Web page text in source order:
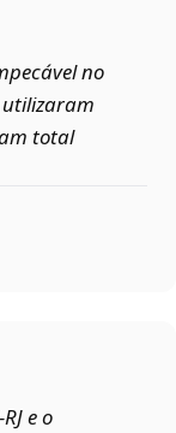
no
utilizaram
total
e o